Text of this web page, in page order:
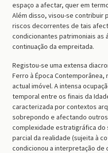
espaço a afectar, quer em
Além disso, visou-se contribuir
riscos decorrentes de tais
condicionantes patrimoniais
continuação da empreitada.
Registou-se uma extensa
Ferro à Época
actual imóvel. A intensa
temporal entre os finais da
caracterizada por contextos
sobrepondo e afectando
complexidade estratigráfica do
parcial da realidade (sujeita à
condicionou a interpretação